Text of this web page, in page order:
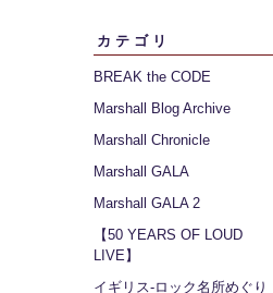
カテゴリ
BREAK the CODE
Marshall Blog Archive
Marshall Chronicle
Marshall GALA
Marshall GALA 2
【50 YEARS OF LOUD
LIVE】
イギリス‐ロック名所めぐり